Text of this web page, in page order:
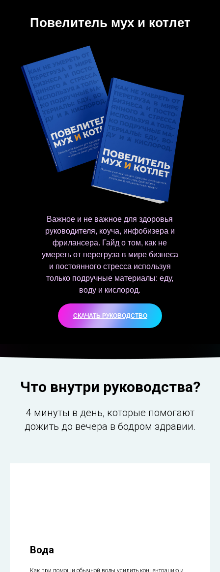
СКАЧАТЬ РУКОВОДСТВО
Важное и не важное для здоровья
руководителя, коуча, инфобизера и
фрилансера. Гайд о том, как не
умереть от перегруза в мире бизнеса
и постоянного стресса используя
только подручные материалы: еду,
воду и кислород.
Повелитель мух и котлет
Что внутри руководства?
4 минуты в день, которые помогают
дожить до вечера в бодром здравии.
Вода